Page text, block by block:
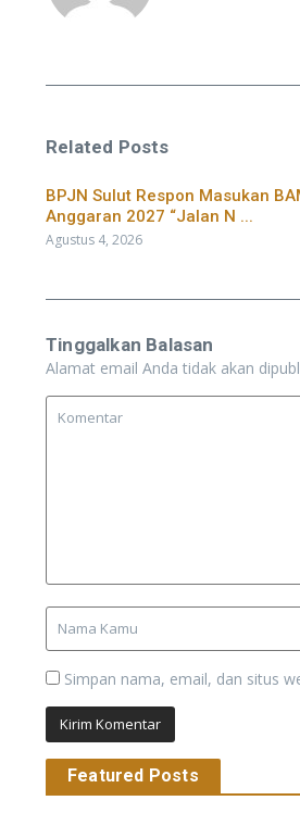
Related Posts
BPJN Sulut Respon Masukan
Anggaran 2027 “Jalan N ...
Agustus 4, 2026
Tinggalkan Balasan
Alamat email Anda tidak akan
Simpan nama, email, dan situs
Featured Posts